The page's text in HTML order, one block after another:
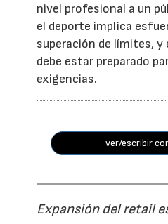
nivel profesional a un
el deporte implica
superación de límites, y
debe estar preparado
exigencias.
ver/escribir
Expansión del retail